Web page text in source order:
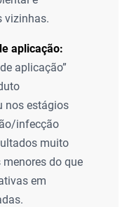
vizinhas.
aplicação:
aplicação”
nos estágios
infecção
muito
do que
em